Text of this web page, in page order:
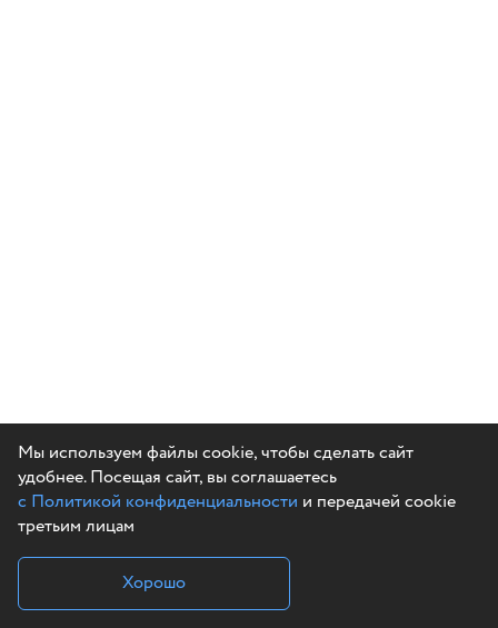
Мы используем файлы cookie, чтобы сделать сайт
удобнее. Посещая сайт, вы соглашаетесь
с Политикой конфиденциальности и передачей cookie
третьим лицам
Хорошо